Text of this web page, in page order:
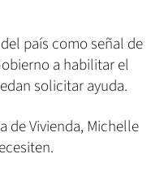
país como señal de
a habilitar el
solicitar ayuda.
de Vivienda, Michelle